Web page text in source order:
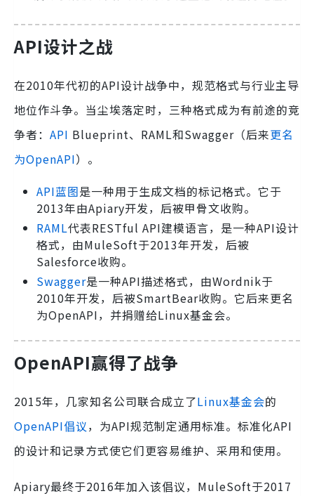
API设计之战
在2010年代初的API设计战争中，规范格式与行业主导
地位作斗争。当尘埃落定时，三种格式成为有前途的竞
争者： API Blueprint、RAML和Swagger（后来更名
为OpenAPI）。
API蓝图是一种用于生成文档的标记格式。它于
2013年由Apiary开发，后被甲骨文收购。
RAML代表RESTful API建模语言，是一种API设计
格式，由MuleSoft于2013年开发，后被
Salesforce收购。
Swagger是一种API描述格式，由Wordnik于
2010年开发，后被SmartBear收购。它后来更名
为OpenAPI，并捐赠给Linux基金会。
OpenAPI赢得了战争
2015年，几家知名公司联合成立了Linux基金会的
OpenAPI倡议，为API规范制定通用标准。标准化API
的设计和记录方式使它们更容易维护、采用和使用。
Apiary最终于2016年加入该倡议，MuleSoft于2017